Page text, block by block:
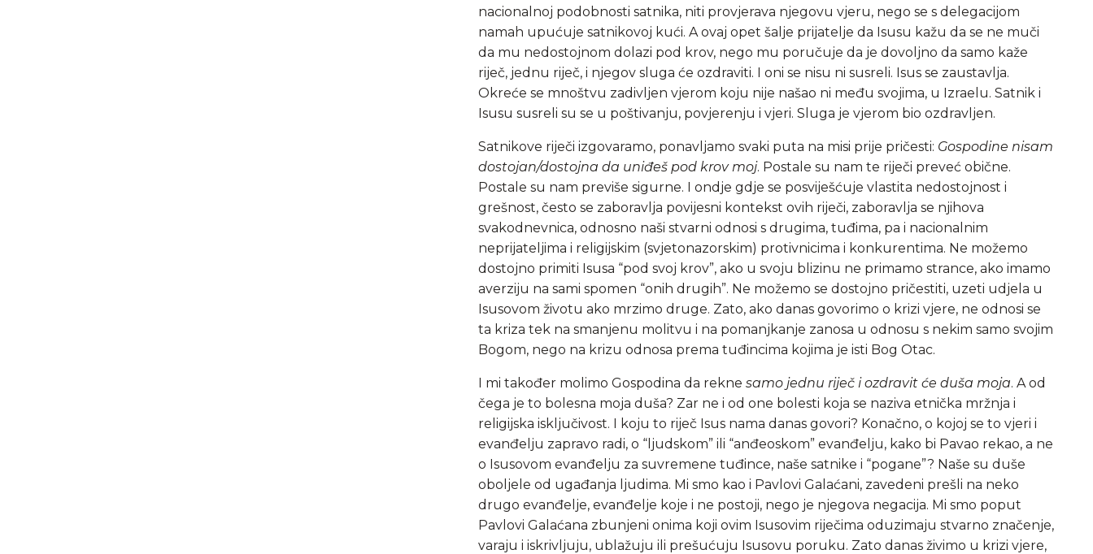
nacionalnoj podobnosti satnika, niti provjerava njegovu vjeru, nego se s delegacijom
namah upućuje satnikovoj kući. A ovaj opet šalje prijatelje da Isusu kažu da se ne muči
da mu nedostojnom dolazi pod krov, nego mu poručuje da je dovoljno da samo kaže
riječ, jednu riječ, i njegov sluga će ozdraviti. I oni se nisu ni susreli. Isus se zaustavlja.
Okreće se mnoštvu zadivljen vjerom koju nije našao ni među svojima, u Izraelu. Satnik i
Isusu susreli su se u poštivanju, povjerenju i vjeri. Sluga je vjerom bio ozdravljen.
Satnikove riječi izgovaramo, ponavljamo svaki puta na misi prije pričesti: Gospodine nisam
dostojan/dostojna da uniđeš pod krov moj. Postale su nam te riječi preveć obične.
Postale su nam previše sigurne. I ondje gdje se posviješćuje vlastita nedostojnost i
grešnost, često se zaboravlja povijesni kontekst ovih riječi, zaboravlja se njihova
svakodnevnica, odnosno naši stvarni odnosi s drugima, tuđima, pa i nacionalnim
neprijateljima i religijskim (svjetonazorskim) protivnicima i konkurentima. Ne možemo
dostojno primiti Isusa “pod svoj krov”, ako u svoju blizinu ne primamo strance, ako imamo
averziju na sami spomen “onih drugih”. Ne možemo se dostojno pričestiti, uzeti udjela u
Isusovom životu ako mrzimo druge. Zato, ako danas govorimo o krizi vjere, ne odnosi se
ta kriza tek na smanjenu molitvu i na pomanjkanje zanosa u odnosu s nekim samo svojim
Bogom, nego na krizu odnosa prema tuđincima kojima je isti Bog Otac.
I mi također molimo Gospodina da rekne samo jednu riječ i ozdravit će duša moja. A od
čega je to bolesna moja duša? Zar ne i od one bolesti koja se naziva etnička mržnja i
religijska isključivost. I koju to riječ Isus nama danas govori? Konačno, o kojoj se to vjeri i
evanđelju zapravo radi, o “ljudskom” ili “anđeoskom” evanđelju, kako bi Pavao rekao, a ne
o Isusovom evanđelju za suvremene tuđince, naše satnike i “pogane”? Naše su duše
oboljele od ugađanja ljudima. Mi smo kao i Pavlovi Galaćani, zavedeni prešli na neko
drugo evanđelje, evanđelje koje i ne postoji, nego je njegova negacija. Mi smo poput
Pavlovi Galaćana zbunjeni onima koji ovim Isusovim riječima oduzimaju stvarno značenje,
varaju i iskrivljuju, ublažuju ili prešućuju Isusovu poruku. Zato danas živimo u krizi vjere,